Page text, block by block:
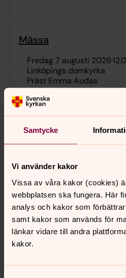
Samtycke
Vi använder kakor
Vissa av våra kakor (cookies)
webbplatsen ska fungera. Här
analys och kakor som
samt kakor som används för
länkar vidare till andra
kakor.
Mässa
fredag 7 augusti 2026·
Linköpings domkyrka
Präst Emma Audas
Nyhetsbrev
Är du intresserad av vad som
Linköpings domkyrkopastorat,
kyrkan i Linköping, samt ett
Kultur som du kan
Domkyrkan
Linköpings domkyrka är en av
kyrkobyggnad. En levande